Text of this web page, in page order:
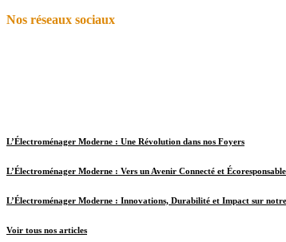
Nos réseaux sociaux
L’Électroménager Moderne : Une Révolution dans nos Foyers
L’Électroménager Moderne : Vers un Avenir Connecté et Écoresponsable
L’Électroménager Moderne : Innovations, Durabilité et Impact sur
Voir tous nos articles